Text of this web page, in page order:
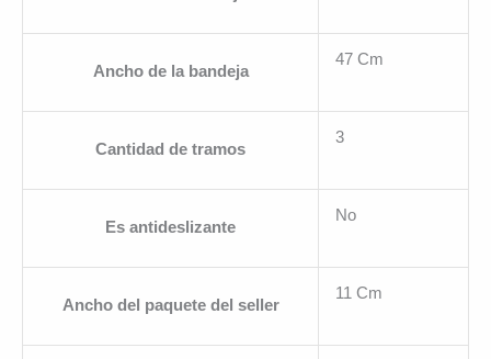
Ancho de la bandeja
47 Cm
Cantidad de tramos
3
Es antideslizante
No
Ancho del paquete del seller
11 Cm